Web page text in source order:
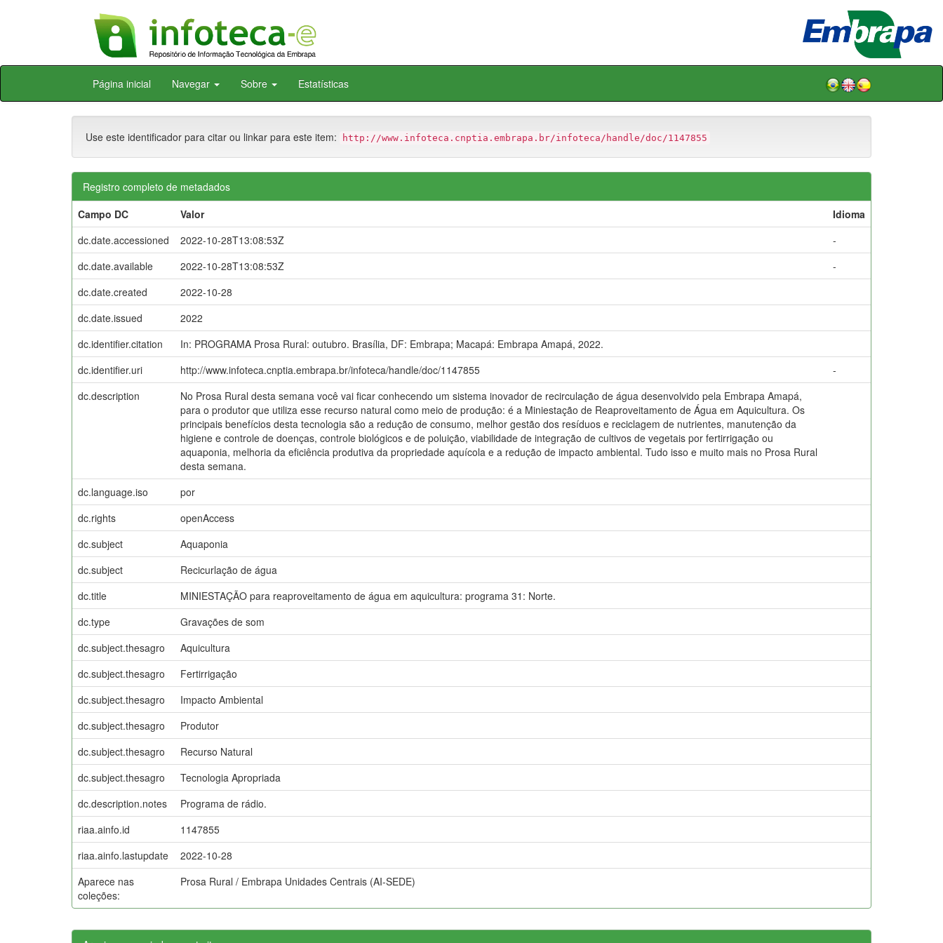
Skip
Página inicial Navegar Sobre Estatísticas
Use este identificador para citar ou linkar para este item: http://www.infoteca.cnptia.embrapa.br/infoteca/handle/doc/1147855
Registro completo de metadados
Campo DC
Valor
Idioma
dc.date.accessioned
2022-10-28T13:08:53Z
-
dc.date.available
2022-10-28T13:08:53Z
-
dc.date.created
2022-10-28
dc.date.issued
2022
dc.identifier.citation
In: PROGRAMA Prosa Rural: outubro. Brasília, DF: Embrapa; Macapá: Embrapa Amapá, 2022.
dc.identifier.uri
http://www.infoteca.cnptia.embrapa.br/infoteca/handle/doc/1147855
-
dc.description
No Prosa Rural desta semana você vai ficar conhecendo um sistema inovador de recirculação de água desenvolvido pela Embrapa Amapá,
para o produtor que utiliza esse recurso natural como meio de produção: é a Miniestação de Reaproveitamento de Água em Aquicultura. Os
principais benefícios desta tecnologia são a redução de consumo, melhor gestão dos resíduos e reciclagem de nutrientes, manutenção da
higiene e controle de doenças, controle biológicos e de poluição, viabilidade de integração de cultivos de vegetais por fertirrigação ou
aquaponia, melhoria da eficiência produtiva da propriedade aquícola e a redução de impacto ambiental. Tudo isso e muito mais no Prosa Rural
desta semana.
dc.language.iso
por
dc.rights
openAccess
dc.subject
Aquaponia
dc.subject
Recicurlação de água
dc.title
MINIESTAÇÃO para reaproveitamento de água em aquicultura: programa 31: Norte.
dc.type
Gravações de som
dc.subject.thesagro
Aquicultura
dc.subject.thesagro
Fertirrigação
dc.subject.thesagro
Impacto Ambiental
dc.subject.thesagro
Produtor
dc.subject.thesagro
Recurso Natural
dc.subject.thesagro
Tecnologia Apropriada
dc.description.notes
Programa de rádio.
riaa.ainfo.id
1147855
riaa.ainfo.lastupdate
2022-10-28
Aparece nas
coleções:
Prosa Rural / Embrapa Unidades Centrais (AI-SEDE)